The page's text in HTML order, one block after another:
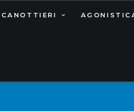
CANOTTIERI